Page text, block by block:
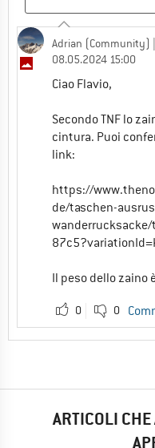
Adrian (Community)
08.05.2024 15:00
Ciao Flavio,
Secondo TNF lo
cintura. Puoi
link:
https://
de/taschen-
Il peso dello zaino
0 0
ARTICOLI